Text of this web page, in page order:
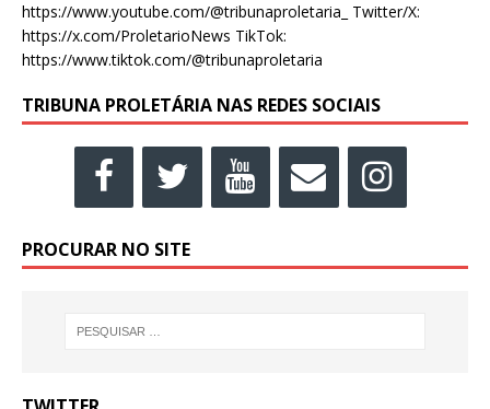
https://www.youtube.com/@tribunaproletaria_ Twitter/X:
https://x.com/ProletarioNews TikTok:
https://www.tiktok.com/@tribunaproletaria
TRIBUNA PROLETÁRIA NAS REDES SOCIAIS
PROCURAR NO SITE